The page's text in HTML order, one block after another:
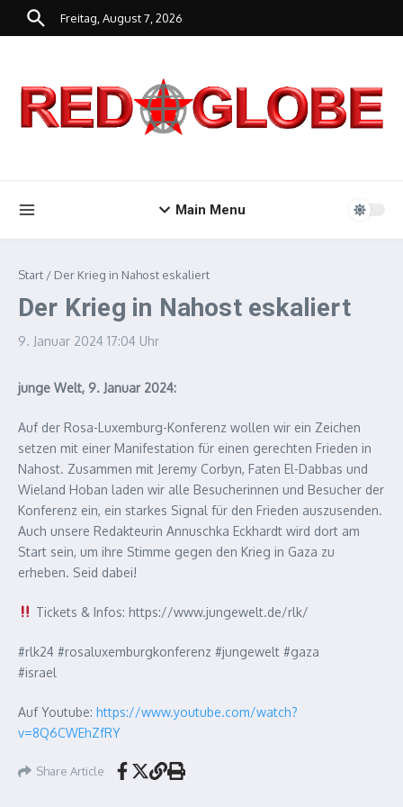
Zum Inhalt springen
Freitag, August 7, 2026
Main Menu
Start / Der Krieg in Nahost eskaliert
Der Krieg in Nahost eskaliert
9. Januar 2024 17:04 Uhr
junge Welt, 9. Januar 2024:
Auf der Rosa-Luxemburg-Konferenz wollen wir ein Zeichen
setzen mit einer Manifestation für einen gerechten Frieden in
Nahost. Zusammen mit Jeremy Corbyn, Faten El-Dabbas und
Wieland Hoban laden wir alle Besucherinnen und Besucher der
Konferenz ein, ein starkes Signal für den Frieden auszusenden.
Auch unsere Redakteurin Annuschka Eckhardt wird dort am
Start sein, um ihre Stimme gegen den Krieg in Gaza zu
erheben. Seid dabei!
Tickets & Infos: https://www.jungewelt.de/rlk/
#rlk24 #rosaluxemburgkonferenz #jungewelt #gaza
#israel
Auf Youtube: https://www.youtube.com/watch?
v=8Q6CWEhZfRY
Share Article